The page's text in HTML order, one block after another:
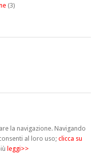
(3)
la navigazione. Navigando
al loro uso; clicca su
leggi>>